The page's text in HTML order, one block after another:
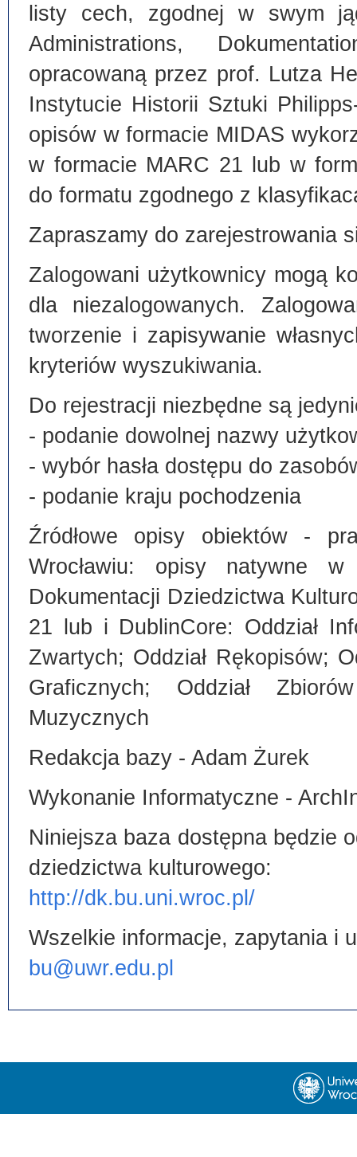
listy cech, zgodnej w swym
Administrations,
opracowaną przez prof. Lutza
Instytucie Historii Sztuki
opisów w formacie MIDAS
w formacie MARC 21 lub w
do formatu zgodnego z
Zapraszamy do zarejestrowania
Zalogowani użytkownicy mogą
dla niezalogowanych.
tworzenie i zapisywanie
kryteriów wyszukiwania.
Do rejestracji niezbędne są
- podanie dowolnej nazwy
- wybór hasła dostępu do
- podanie kraju pochodzenia
Źródłowe opisy obiektów -
Wrocławiu: opisy natywne
Dokumentacji Dziedzictwa
21 lub i DublinCore: Oddział
Zwartych; Oddział Rękopisów;
Graficznych; Oddział
Muzycznych
Redakcja bazy - Adam Żurek
Wykonanie Informatyczne -
Niniejsza baza dostępna będzie
dziedzictwa kulturowego:
http://dk.bu.uni.wroc.pl/
Wszelkie informacje, zapytania i
bu@uwr.edu.pl